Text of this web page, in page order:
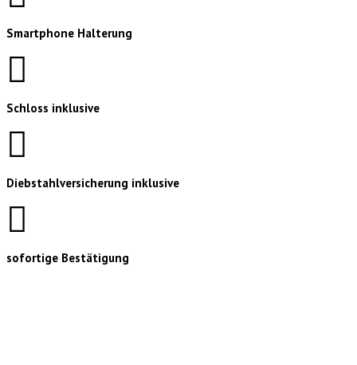
Smartphone Halterung
Schloss inklusive
Diebstahlversicherung inklusive
sofortige Bestätigung